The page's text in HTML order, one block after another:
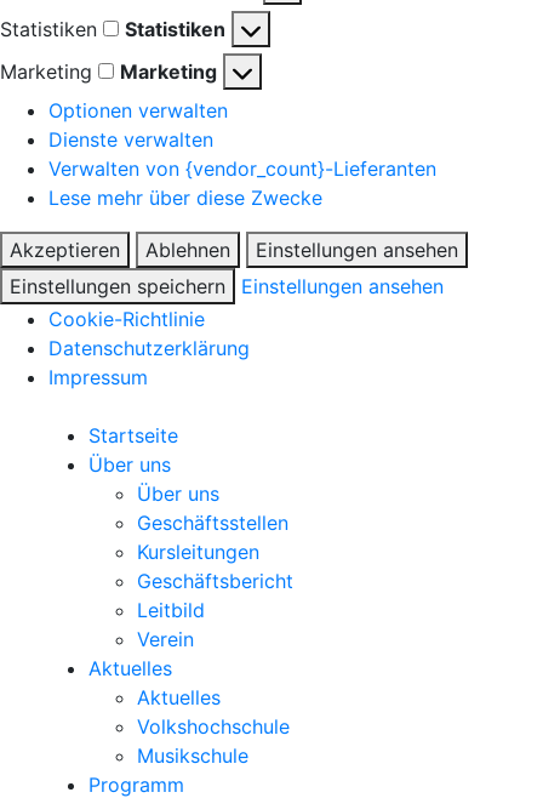
Statistiken
Statistiken
Marketing
Marketing
Optionen verwalten
Dienste verwalten
Verwalten von {vendor_count}-Lieferanten
Lese mehr über diese Zwecke
Akzeptieren Ablehnen
Einstellungen ansehen
Einstellungen speichern
Einstellungen ansehen
Cookie-Richtlinie
Datenschutzerklärung
Impressum
Startseite
Über uns
Über uns
Geschäftsstellen
Kursleitungen
Geschäftsbericht
Leitbild
Verein
Aktuelles
Aktuelles
Volkshochschule
Musikschule
Programm